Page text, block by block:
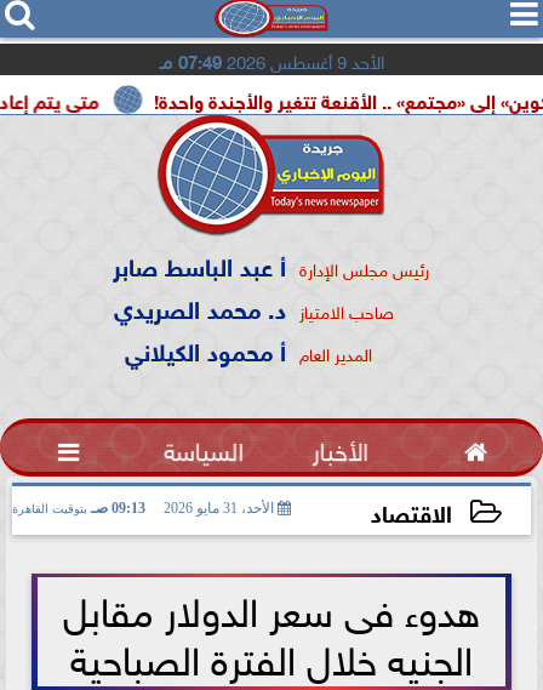
  
الأحد 9 أغسطس 2026 07:49 مـ
متى يتم إعادة تشغيل .. الأقنعة تتغير والأجندة واحدة!
رئيس مجلس الإدارة أ عبد الباسط صابر
صاحب الامتياز د. محمد الصريدي
المدير العام أ محمود الكيلاني
 الأخبار السياسة 
الاقتصاد الأحد، 31 مايو 2026 09:13 صـ بتوقيت القاهرة
هدوء فى سعر الدولار مقابل
الجنيه خلال الفترة الصباحية